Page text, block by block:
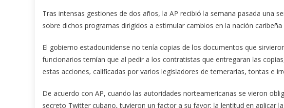
Tras intensas gestiones de dos años, la AP recibió la semana pasada una
sobre dichos programas dirigidos a estimular cambios en la nación
El gobierno estadounidense no tenía copias de los documentos que
funcionarios temían que al pedir a los contratistas que entregaran las
estas acciones, calificadas por varios legisladores de temerarias, tontas e
De acuerdo con AP, cuando las autoridades norteamericanas se vieron
secreto Twitter cubano, tuvieron un factor a su favor: la lentitud en aplicar